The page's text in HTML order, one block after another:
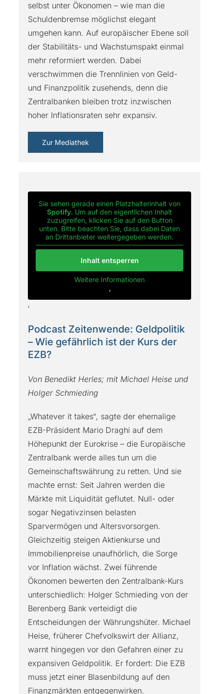
selbst unter Ökonomen – wie man die
Schuldenbremse möglichst elegant
umgehen kann. Auf europäischer Ebene soll
der Stabilitäts- und Wachstumspakt einmal
mehr reformiert werden. Dabei
verschwimmen die Trennlinien von Geld-
und Finanzpolitik zusehends, denn die
Zentralbanken bleiben trotz inzwischen
hoher Inflationsraten sehr expansiv.
Zur Mediathek
Sie sehen gerade einen Platzhalterinhalt von
Spotify. Um auf den eigentlichen Inhalt
zuzugreifen, klicken Sie auf den Button
unten. Bitte beachten Sie, dass dabei Daten
an Drittanbieter weitergegeben werden.
Inhalt entsperren
Weitere Informationen
‚
‚
Podcast Zeitenwende: Geldpolitik
– Wie gefährlich ist der Kurs der
EZB?
Von Benedikt Herles; mit Michael Heise und
Holger Schmieding
„Whatever it takes“, sagte der ehemalige
EZB-Präsident Mario Draghi auf dem
Höhepunkt der Eurokrise – die Europäische
Zentralbank werde alles tun um die
Gemeinschaftswährung zu retten. Und sie
machte ernst: Seit Jahren werden die
Märkte mit Liquidität geflutet. Null- oder
sogar Negativzinsen belasten
Sparvermögen und Altersvorsorgen.
Gleichzeitig steigen Aktienkurse und
Immobilienpreise unaufhörlich, die Sorge
vor Inflation wächst. Zwei führende
Ökonomen bewerten den Zentralbank-Kurs
unterschiedlich: Holger Schmieding von der
Berenberg Bank verteidigt die
Entscheidungen der Währungshüter. Michael
Heise, früherer Chefvolkswirt der Allianz,
warnt hingegen vor den Gefahren einer zu
expansiven Geldpolitik. Er fordert: Die EZB
muss jetzt einer Blasenbildung auf den
Finanzmärkten entgegenwirken.